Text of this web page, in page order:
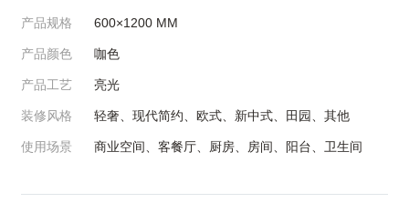
产品规格 600×1200 MM
产品颜色 咖色
产品工艺 亮光
装修风格 轻奢、现代简约、欧式、新中式、田园、其他
使用场景 商业空间、客餐厅、厨房、房间、阳台、卫生间